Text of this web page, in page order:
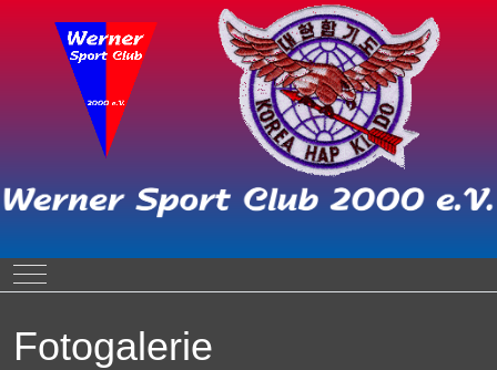
Mobile Menu Toggle
Fotogalerie